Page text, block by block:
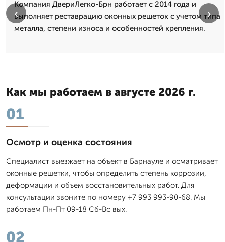
Компания ДвериЛегко-Брн работает с 2014 года и
выполняет реставрацию оконных решеток с учетом типа
металла, степени износа и особенностей крепления.
‹ ›
Как мы работаем в августе 2026 г.
01
Осмотр и оценка состояния
Специалист выезжает на объект в Барнауле и осматривает
оконные решетки, чтобы определить степень коррозии,
деформации и объем восстановительных работ. Для
консультации звоните по номеру +7 993 993-90-68. Мы
работаем Пн-Пт 09-18 Сб-Вс вых.
02